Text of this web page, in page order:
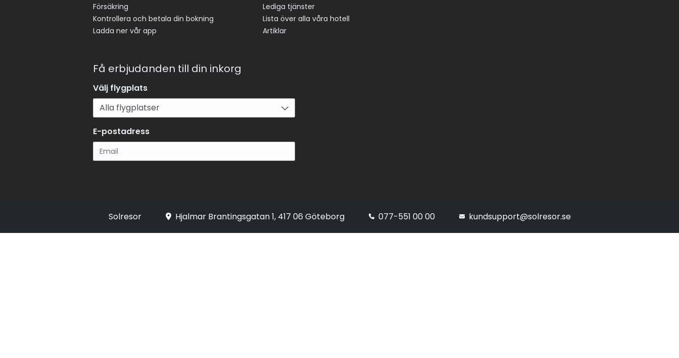
Försäkring
Kontrollera och betala din bokning
Ladda ner vår app
Lediga tjänster
Lista över alla våra hotell
Artiklar
Få erbjudanden till din inkorg
Välj flygplats
E-postadress
Solresor Hjalmar Brantingsgatan 1, 417 06 Göteborg 077-551 00 00 kundsupport@solresor.se